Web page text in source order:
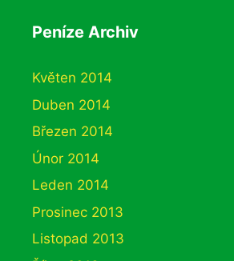
Peníze Archiv
Květen 2014
Duben 2014
Březen 2014
Únor 2014
Leden 2014
Prosinec 2013
Listopad 2013